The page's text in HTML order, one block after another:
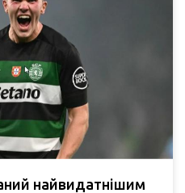
найвидатнішим